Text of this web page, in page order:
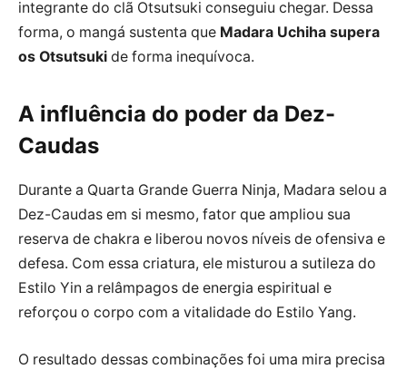
integrante do clã Otsutsuki conseguiu chegar. Dessa
forma, o mangá sustenta que Madara Uchiha supera
os Otsutsuki de forma inequívoca.
A influência do poder da Dez-
Caudas
Durante a Quarta Grande Guerra Ninja, Madara selou a
Dez-Caudas em si mesmo, fator que ampliou sua
reserva de chakra e liberou novos níveis de ofensiva e
defesa. Com essa criatura, ele misturou a sutileza do
Estilo Yin a relâmpagos de energia espiritual e
reforçou o corpo com a vitalidade do Estilo Yang.
O resultado dessas combinações foi uma mira precisa